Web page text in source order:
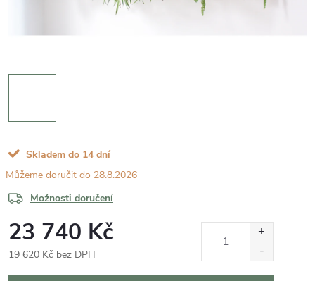
Skladem do 14 dní
28.8.2026
Možnosti doručení
23 740 Kč
19 620 Kč bez DPH